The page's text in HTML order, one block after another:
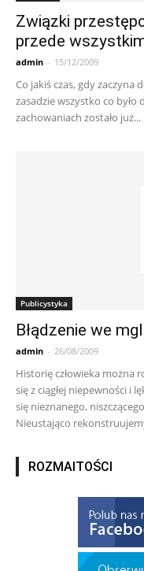
Związki
przede
admin - 15/12/2009
Co jakiś czas, gdy zaczyna
zasadzie wszystko co
zachowaniach zostało już...
Publicystyka
Błądzenie we
admin - 26/08/2009
Historię człowieka można
się z ciągłej niepewności i
się nieznanego,
Nieustająco
ROZMAITOŚCI